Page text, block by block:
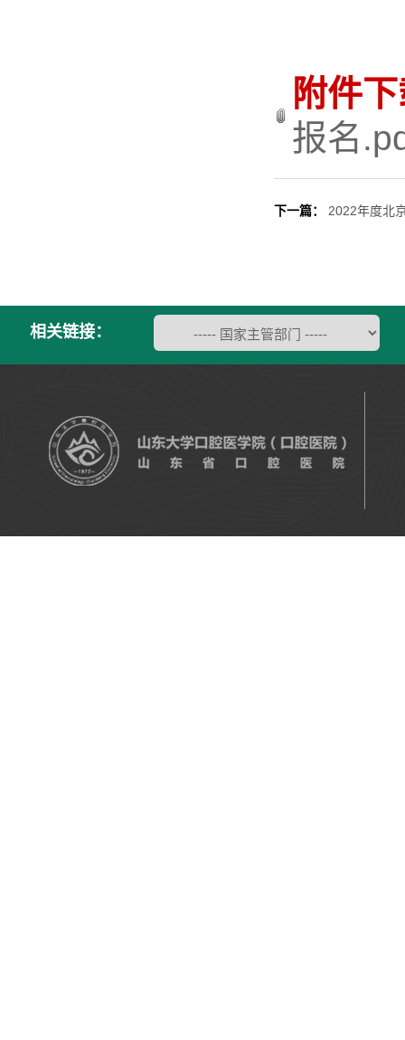
附件
报名
下一篇： 2022年度北
相关链接：